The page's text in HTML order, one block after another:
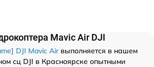
Mavic Air DJI
DJI Mavic Air выполняется в нашем
сц DJI в Красноярске опытными